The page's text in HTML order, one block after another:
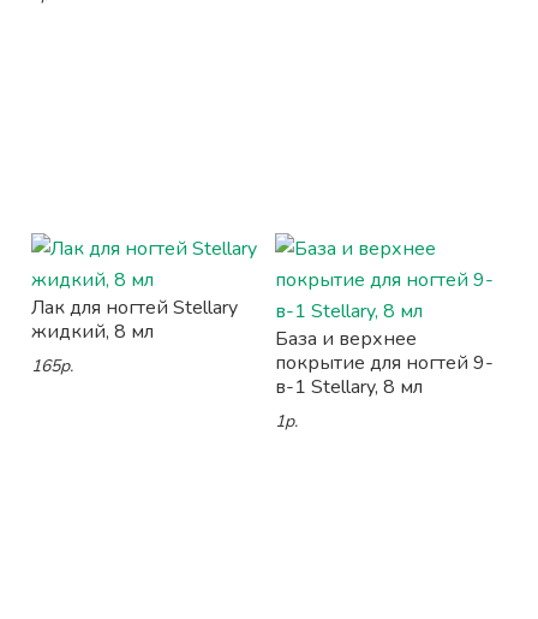
Лак для ногтей Stellary
жидкий, 8 мл
165р.
База и верхнее
покрытие для ногтей 9-
в-1 Stellary, 8 мл
1р.